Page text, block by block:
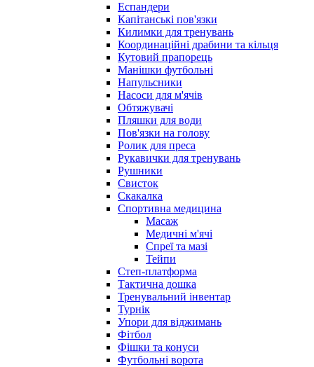
Еспандери
Капітанські пов'язки
Килимки для тренувань
Координаційні драбини та кільця
Кутовий прапорець
Манішки футбольні
Напульсники
Насоси для м'ячів
Обтяжувачі
Пляшки для води
Пов'язки на голову
Ролик для преса
Рукавички для тренувань
Рушники
Свисток
Скакалка
Спортивна медицина
Масаж
Медичні м'ячі
Спреї та мазі
Тейпи
Степ-платформа
Тактична дошка
Тренувальний інвентар
Турнік
Упори для віджимань
Фітбол
Фішки та конуси
Футбольні ворота